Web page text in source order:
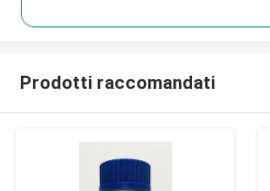
Prodotti raccomandati